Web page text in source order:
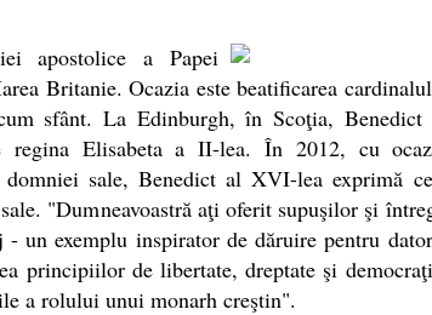
apostolice a Papei
Britanie. Ocazia este beatificarea
sfânt. La Edinburgh, în Scoţia, Benedict
regina Elisabeta a II-lea. În 2012, cu
sale, Benedict al XVI-lea exprimă
"Dumneavoastră aţi oferit supuşilor şi
un exemplu inspirator de dăruire pentru
principiilor de libertate, dreptate şi
a rolului unui monarh creştin".